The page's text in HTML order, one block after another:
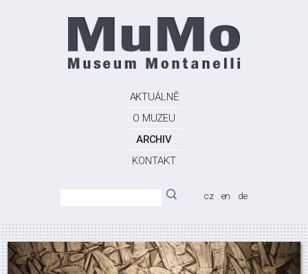
AKTUÁLNĚ
O MUZEU
ARCHIV
KONTAKT
cz en de